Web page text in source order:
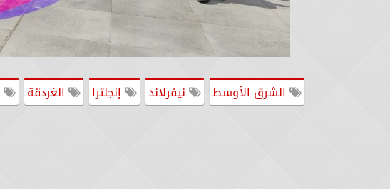
الشرق الأوسط نيفرلاند إنجلترا الغردقة